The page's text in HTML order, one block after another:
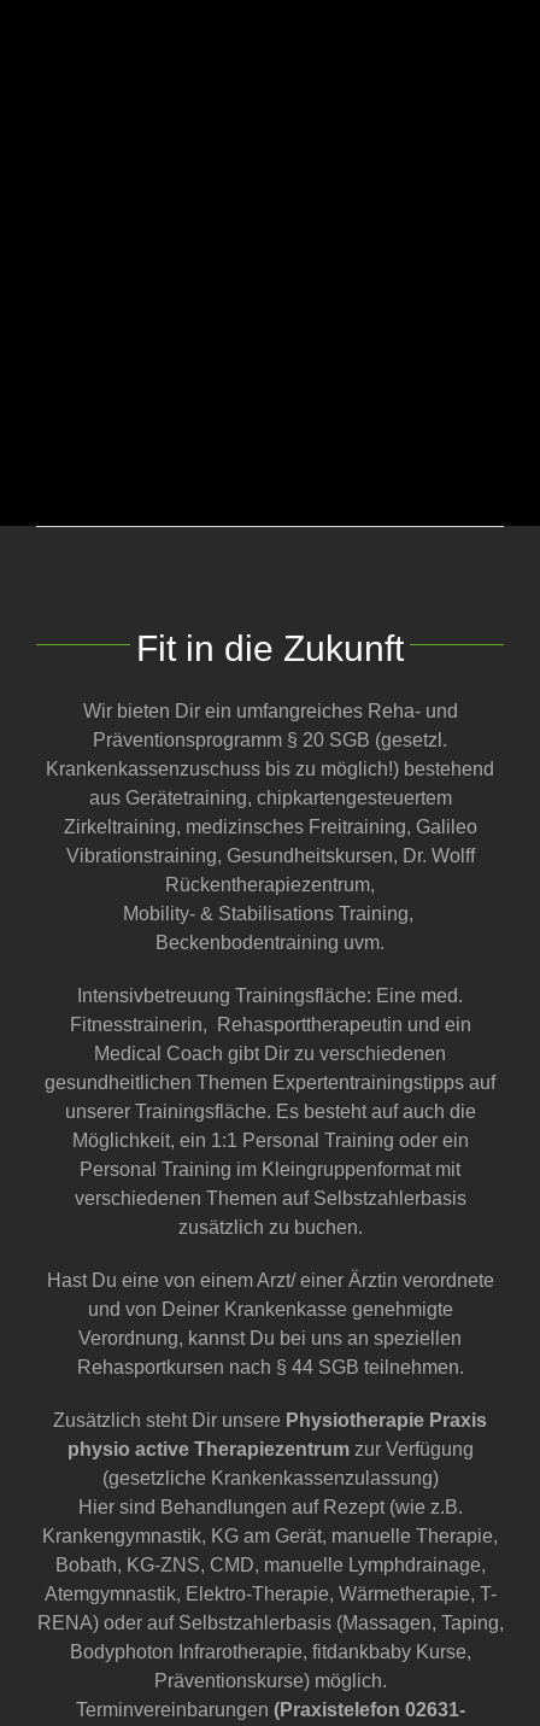
Fit in die Zukunft
Wir bieten Dir ein umfangreiches Reha- und
Präventionsprogramm § 20 SGB (gesetzl.
Krankenkassenzuschuss bis zu möglich!) bestehend
aus Gerätetraining, chipkartengesteuertem
Zirkeltraining, medizinsches Freitraining, Galileo
Vibrationstraining, Gesundheitskursen, Dr. Wolff
Rückentherapiezentrum,
Mobility- & Stabilisations Training,
Beckenbodentraining uvm.
Intensivbetreuung Trainingsfläche: Eine med.
Fitnesstrainerin, Rehasporttherapeutin und ein
Medical Coach gibt Dir zu verschiedenen
gesundheitlichen Themen Expertentrainingstipps auf
unserer Trainingsfläche. Es besteht auf auch die
Möglichkeit, ein 1:1 Personal Training oder ein
Personal Training im Kleingruppenformat mit
verschiedenen Themen auf Selbstzahlerbasis
zusätzlich zu buchen.
Hast Du eine von einem Arzt/ einer Ärztin verordnete
und von Deiner Krankenkasse genehmigte
Verordnung, kannst Du bei uns an speziellen
Rehasportkursen nach § 44 SGB teilnehmen.
Zusätzlich steht Dir unsere Physiotherapie Praxis
physio active Therapiezentrumzur Verfügung
(gesetzliche Krankenkassenzulassung)
Hier sind Behandlungen auf Rezept (wie z.B.
Krankengymnastik, KG am Gerät, manuelle Therapie,
Bobath, KG-ZNS, CMD, manuelle Lymphdrainage,
Atemgymnastik, Elektro-Therapie, Wärmetherapie, T-
RENA) oder auf Selbstzahlerbasis (Massagen, Taping,
Bodyphoton Infrarotherapie, fitdankbaby Kurse,
Präventionskurse) möglich.
Terminvereinbarungen (Praxistelefon 02631-